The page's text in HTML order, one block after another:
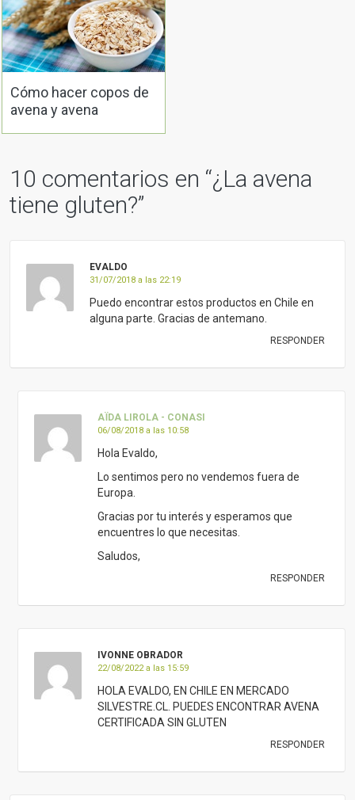
Cómo hacer copos de
avena y avena
10 comentarios en “¿La avena
tiene gluten?”
EVALDO
31/07/2018 a las 22:19
Puedo encontrar estos productos en Chile en
alguna parte. Gracias de antemano.
RESPONDER
AÏDA LIROLA - CONASI
06/08/2018 a las 10:58
Hola Evaldo,
Lo sentimos pero no vendemos fuera de
Europa.
Gracias por tu interés y esperamos que
encuentres lo que necesitas.
Saludos,
RESPONDER
IVONNE OBRADOR
22/08/2022 a las 15:59
HOLA EVALDO, EN CHILE EN MERCADO
SILVESTRE.CL. PUEDES ENCONTRAR AVENA
CERTIFICADA SIN GLUTEN
RESPONDER